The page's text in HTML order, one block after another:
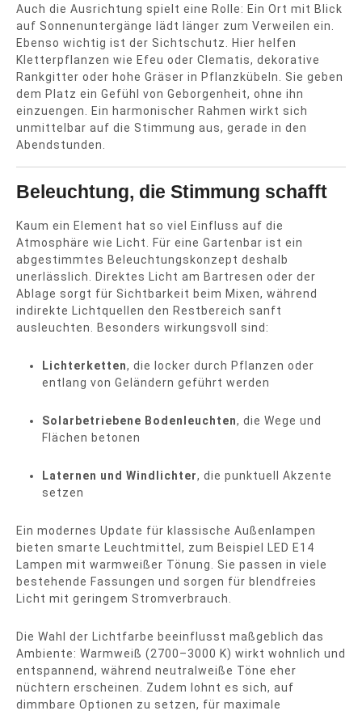
Auch die Ausrichtung spielt eine Rolle: Ein Ort mit Blick
auf Sonnenuntergänge lädt länger zum Verweilen ein.
Ebenso wichtig ist der Sichtschutz. Hier helfen
Kletterpflanzen wie Efeu oder Clematis, dekorative
Rankgitter oder hohe Gräser in Pflanzkübeln. Sie geben
dem Platz ein Gefühl von Geborgenheit, ohne ihn
einzuengen. Ein harmonischer Rahmen wirkt sich
unmittelbar auf die Stimmung aus, gerade in den
Abendstunden.
Beleuchtung, die Stimmung schafft
Kaum ein Element hat so viel Einfluss auf die
Atmosphäre wie Licht. Für eine Gartenbar ist ein
abgestimmtes Beleuchtungskonzept deshalb
unerlässlich. Direktes Licht am Bartresen oder der
Ablage sorgt für Sichtbarkeit beim Mixen, während
indirekte Lichtquellen den Restbereich sanft
ausleuchten. Besonders wirkungsvoll sind:
Lichterketten, die locker durch Pflanzen oder
entlang von Geländern geführt werden
Solarbetriebene Bodenleuchten, die Wege und
Flächen betonen
Laternen und Windlichter, die punktuell Akzente
setzen
Ein modernes Update für klassische Außenlampen
bieten smarte Leuchtmittel, zum Beispiel LED E14
Lampen mit warmweißer Tönung. Sie passen in viele
bestehende Fassungen und sorgen für blendfreies
Licht mit geringem Stromverbrauch.
Die Wahl der Lichtfarbe beeinflusst maßgeblich das
Ambiente: Warmweiß (2700–3000 K) wirkt wohnlich und
entspannend, während neutralweiße Töne eher
nüchtern erscheinen. Zudem lohnt es sich, auf
dimmbare Optionen zu setzen, für maximale